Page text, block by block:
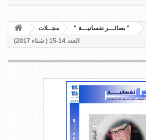
مجــلات " بصائـــر نفسانيـــة "
العدد 14-15 ( شتاء 2017)